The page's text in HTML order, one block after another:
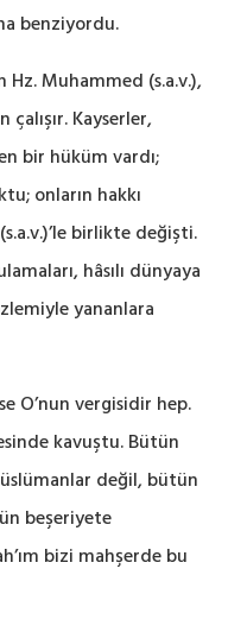
benziyordu.
Hz. Muhammed (s.a.v.),
Kayserler,
bir hüküm vardı;
onların hakkı
birlikte değişti.
hâsılı dünyaya
yananlara
O’nun vergisidir hep.
kavuştu. Bütün
değil, bütün
beşeriyete
bizi mahşerde bu